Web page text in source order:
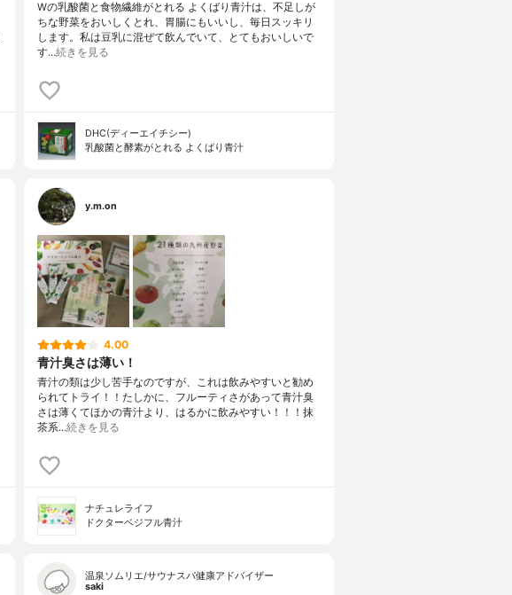
Wの乳酸菌と食物繊維がとれる よくばり青汁は、不足しが
ちな野菜をおいしくとれ、胃腸にもいいし、毎日スッキリ
します。私は豆乳に混ぜて飲んでいて、とてもおいしいで
す…続きを見る
DHC(ディーエイチシー)
乳酸菌と酵素がとれる よくばり青汁
y.m.on
4.00
青汁臭さは薄い！
青汁の類は少し苦手なのですが、これは飲みやすいと勧め
られてトライ！！たしかに、フルーティさがあって青汁臭
さは薄くてほかの青汁より、はるかに飲みやすい！！！抹
茶系…続きを見る
ナチュレライフ
ドクターベジフル青汁
温泉ソムリエ/サウナスパ健康アドバイザー
saki